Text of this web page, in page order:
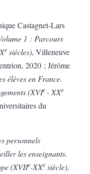
Castagnet-Lars
1 : Parcours
e siècles), Villeneuve
2020 ; Jérôme
élèves en France.
(XVIe - XXe
du
personnels
les enseignants.
(XVIIe-XXe siècle),